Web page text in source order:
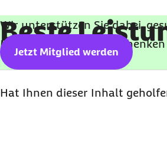
Beste
Wir unterstützen Sie dabei,
Millionen Versicherte
Jetzt Mitglied werden
Hat Ihnen dieser Inhalt